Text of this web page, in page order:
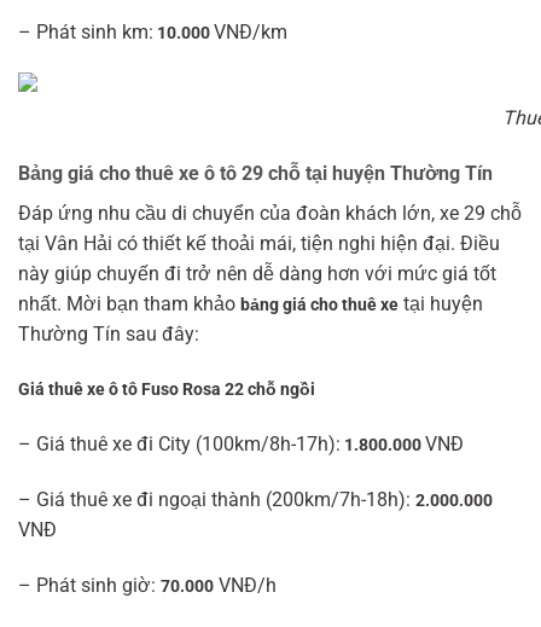
– Phát sinh km: 10.000VNĐ/km
Bảng giá cho thuê xe ô tô 29 chỗ tại huyện Thường Tín
Đáp ứng nhu cầu di chuyển của đoàn khách lớn, xe 29 chỗ
tại Vân Hải có thiết kế thoải mái, tiện nghi hiện đại. Điều
này giúp chuyến đi trở nên dễ dàng hơn với mức giá tốt
nhất. Mời bạn tham khảo bảng giá cho thuê xe tại huyện
Thường Tín sau đây:
Giá thuê xe ô tô Fuso Rosa 22 chỗ ngồi
– Giá thuê xe đi City (100km/8h-17h): 1.800.000VNĐ
– Giá thuê xe đi ngoại thành (200km/7h-18h): 2.000.000
VNĐ
– Phát sinh giờ: 70.000 VNĐ/h